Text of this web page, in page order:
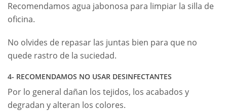
Recomendamos agua jabonosa para limpiar la silla de
oficina.
No olvides de repasar las juntas bien para que no
quede rastro de la suciedad.
4- RECOMENDAMOS NO USAR DESINFECTANTES
Por lo general dañan los tejidos, los acabados y
degradan y alteran los colores.